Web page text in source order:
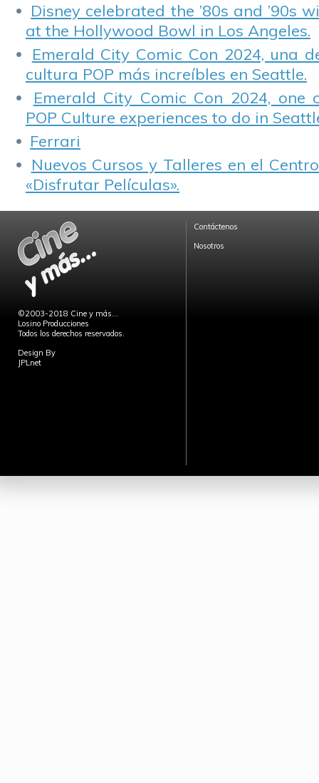
Disney celebrated the ’80s and ’90s
at the Hollywood Bowl in Los Angeles.
Emerald City Comic Con 2024, una
cultura POP más increíbles en Seattle.
Emerald City Comic Con 2024,
POP Culture experiences to do in
Ferrari
Nuevos Cursos y Talleres en el
«Disfrutar Películas».
©2003-2018 Cine y más...
Losino Producciones
Todos los derechos reservados.
Design By
JPLnet
Contáctenos
Nosotros